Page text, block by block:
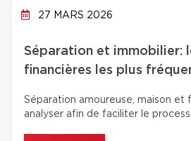
27 MARS 2026
Séparation et immobilier:
financières les plus
Séparation amoureuse, maison et
analyser afin de faciliter le